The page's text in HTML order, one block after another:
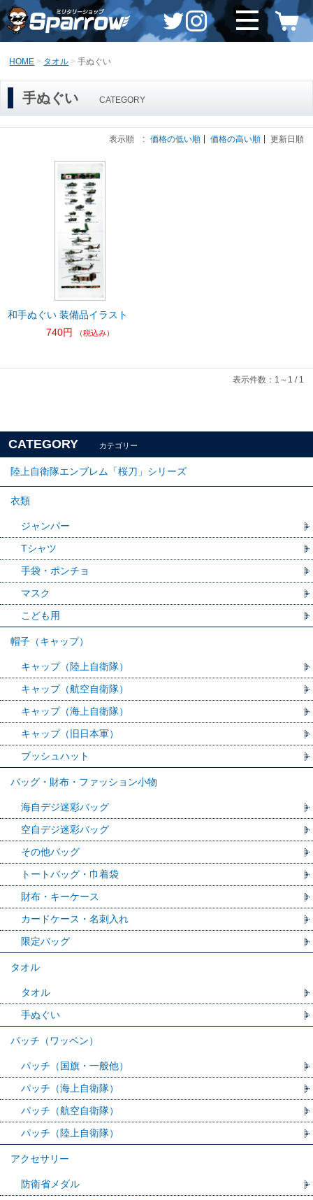
HOME タオル 手ぬぐい
手ぬぐい CATEGORY
表示順 : 価格の低い順 価格の高い順 更新日順
和手ぬぐい 装備品イラスト
740円
（税込み）
表示件数：1～1 / 1
CATEGORY カテゴリー
陸上自衛隊エンブレム「桜刀」シリーズ
衣類
ジャンパー
Tシャツ
手袋・ポンチョ
マスク
こども用
帽子（キャップ）
キャップ（陸上自衛隊）
キャップ（航空自衛隊）
キャップ（海上自衛隊）
キャップ（旧日本軍）
ブッシュハット
バッグ・財布・ファッション小物
海自デジ迷彩バッグ
空自デジ迷彩バッグ
その他バッグ
トートバッグ・巾着袋
財布・キーケース
カードケース・名刺入れ
限定バッグ
タオル
タオル
手ぬぐい
パッチ（ワッペン）
パッチ（国旗・一般他）
パッチ（海上自衛隊）
パッチ（航空自衛隊）
パッチ（陸上自衛隊）
アクセサリー
防衛省メダル